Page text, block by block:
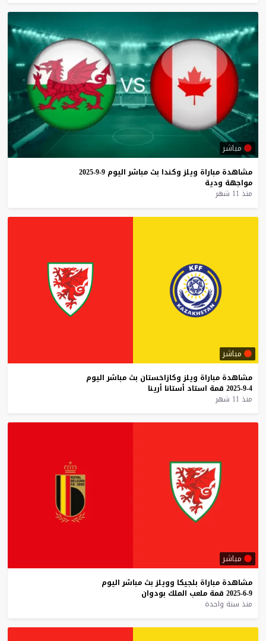
مباشر
مشاهدة مباراة ويلز وكندا بث مباشر اليوم 9-9-2025
مواجهة ودية
منذ 11 شهر
مباشر
مشاهدة مباراة ويلز وكازاخستان بث مباشر اليوم
4-9-2025
قمة استاد أستانا أرينا
منذ 11 شهر
مباشر
مشاهدة مباراة بلجيكا وويلز بث مباشر اليوم
9-6-2025
قمة ملعب الملك بودوان
منذ سنة واحدة